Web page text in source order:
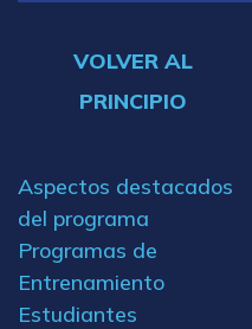
VOLVER AL
PRINCIPIO
Aspectos destacados
del programa
Programas de
Entrenamiento
Estudiantes